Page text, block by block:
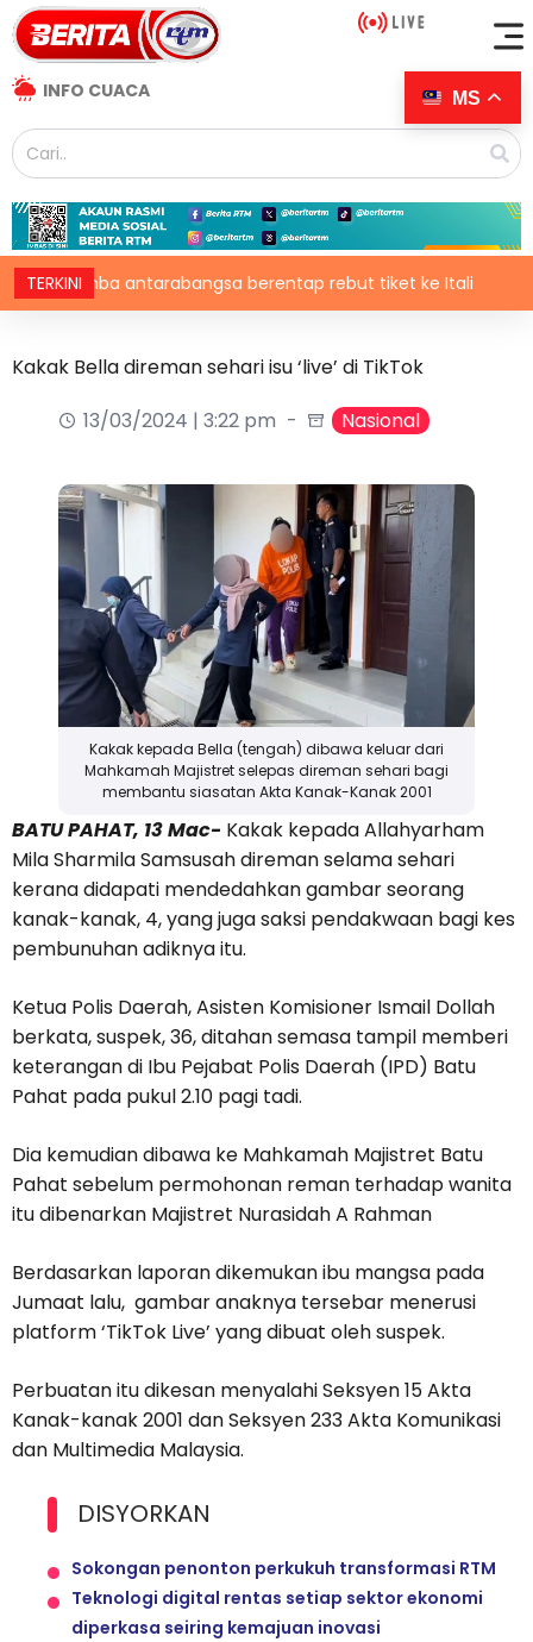
INFO CUACA
TERKINIantarabangsa berentap rebut tiket ke Itali
Kakak Bella direman sehari isu ‘live’ di TikTok
13/03/2024 | 3:22 pm
Nasional
Kakak kepada Bella (tengah) dibawa keluar dari
Mahkamah Majistret selepas direman sehari bagi
membantu siasatan Akta Kanak-Kanak 2001
BATU PAHAT, 13 Mac- Kakak kepada Allahyarham
Mila Sharmila Samsusah direman selama sehari
kerana didapati mendedahkan gambar seorang
kanak-kanak, 4, yang juga saksi pendakwaan bagi kes
pembunuhan adiknya itu.
Ketua Polis Daerah, Asisten Komisioner Ismail Dollah
berkata, suspek, 36, ditahan semasa tampil memberi
keterangan di Ibu Pejabat Polis Daerah (IPD) Batu
Pahat pada pukul 2.10 pagi tadi.
Dia kemudian dibawa ke Mahkamah Majistret Batu
Pahat sebelum permohonan reman terhadap wanita
itu dibenarkan Majistret Nurasidah A Rahman
Berdasarkan laporan dikemukan ibu mangsa pada
Jumaat lalu, gambar anaknya tersebar menerusi
platform ‘TikTok Live’ yang dibuat oleh suspek.
Perbuatan itu dikesan menyalahi Seksyen 15 Akta
Kanak-kanak 2001 dan Seksyen 233 Akta Komunikasi
dan Multimedia Malaysia.
DISYORKAN
Sokongan penonton perkukuh transformasi RTM
Teknologi digital rentas setiap sektor ekonomi
diperkasa seiring kemajuan inovasi
MS